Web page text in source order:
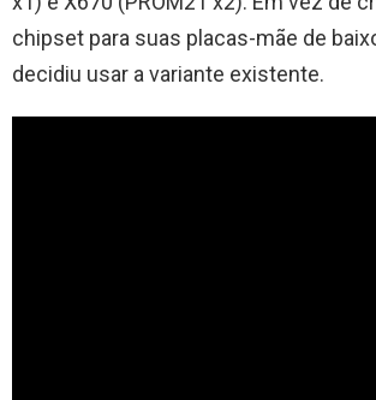
chipset para suas placas-mãe de
decidiu usar a variante existente.